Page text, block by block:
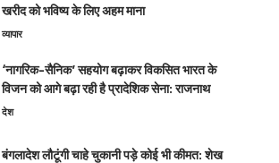
खरीद को भविष्य के लिए अहम माना
व्यापार
‘नागरिक-सैनिक’ सहयोग बढ़ाकर विकसित भारत के
विजन को आगे बढ़ा रही है प्रादेशिक सेना: राजनाथ
देश
बंगलादेश लौटूंगी चाहे चुकानी पड़े कोई भी कीमत: शेख